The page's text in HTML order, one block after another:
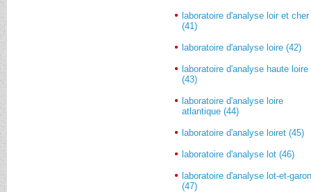
laboratoire d'analyse loir et cher
(41)
laboratoire d'analyse loire (42)
laboratoire d'analyse haute loire
(43)
laboratoire d'analyse loire
atlantique (44)
laboratoire d'analyse loiret (45)
laboratoire d'analyse lot (46)
laboratoire d'analyse lot-et-
(47)